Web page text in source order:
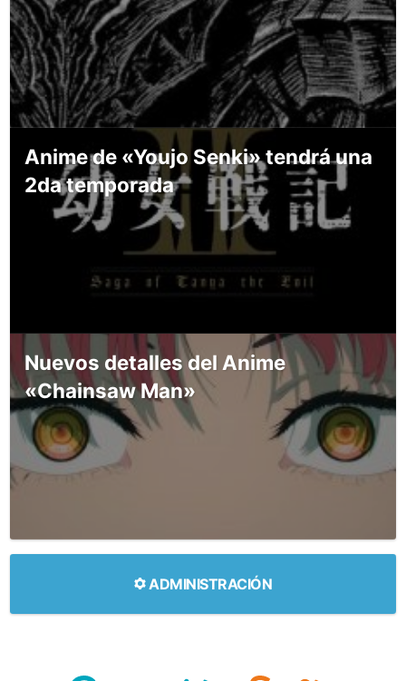
Anime de «Youjo Senki» tendrá una
2da temporada
Nuevos detalles del Anime
«Chainsaw Man»
ADMINISTRACIÓN